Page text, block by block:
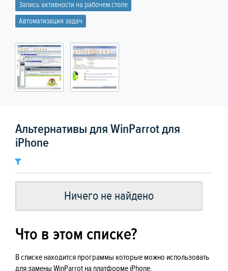
Запись активности на рабочем столе
Автоматизация задач
Альтернативы для WinParrot для
iPhone
Ничего не найдено
Что в этом списке?
В списке находится программы которые можно использовать
для замены WinParrot на платформе iPhone.